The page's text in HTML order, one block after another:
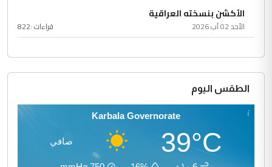
الأكشن بنسخته العراقية
الأحد 02 آب 2026 قراءات :822
الطقس اليوم
Karbala Governorate
39°C صافي